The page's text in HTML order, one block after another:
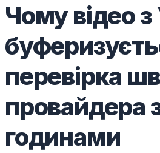
Чому відео з
перевірка
провайдера
годинами